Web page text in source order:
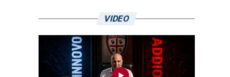
VIDEO